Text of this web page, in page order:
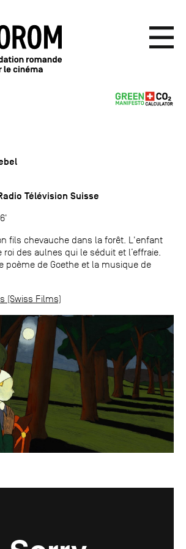
Télévision Suisse
fils chevauche dans la forêt. L'enfant
roi des aulnes qui le séduit et l’effraie.
poème de Goethe et la musique de
(Swiss Films)